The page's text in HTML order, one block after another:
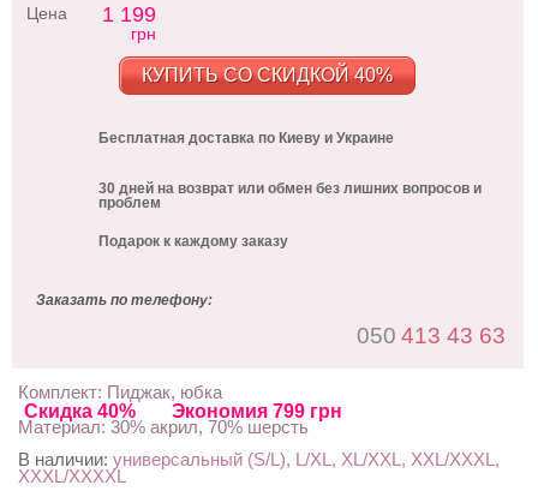
Скидка 40% Экономия 799 грн
Цена 1 199
грн
КУПИТЬ СО СКИДКОЙ 40%
Бесплатная доставка по Киеву и Украине
30 дней на возврат или обмен без лишних вопросов и
проблем
Подарок к каждому заказу
Заказать по телефону:
050 413 43 63
Комплект: Пиджак, юбка
Материал: 30% акрил, 70% шерсть
В наличии: универсальный (S/L), L/XL, XL/XXL, XXL/XXXL,
XXXL/XXXXL